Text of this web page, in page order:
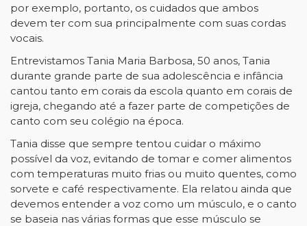
por exemplo, portanto, os cuidados que ambos
devem ter com sua principalmente com suas cordas
vocais.
Entrevistamos Tania Maria Barbosa, 50 anos, Tania
durante grande parte de sua adolescência e infância
cantou tanto em corais da escola quanto em corais de
igreja, chegando até a fazer parte de competições de
canto com seu colégio na época.
Tania disse que sempre tentou cuidar o máximo
possível da voz, evitando de tomar e comer alimentos
com temperaturas muito frias ou muito quentes, como
sorvete e café respectivamente. Ela relatou ainda que
devemos entender a voz como um músculo, e o canto
se baseia nas várias formas que esse músculo se